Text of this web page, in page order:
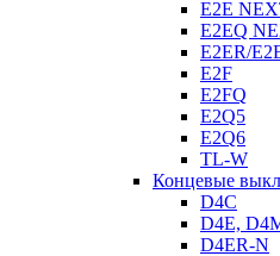
E2E
E2EQ
E2ER/
E2F
E2FQ
E2Q5
E2Q6
TL-W
Концевые
D4C
D4E,
D4ER-N